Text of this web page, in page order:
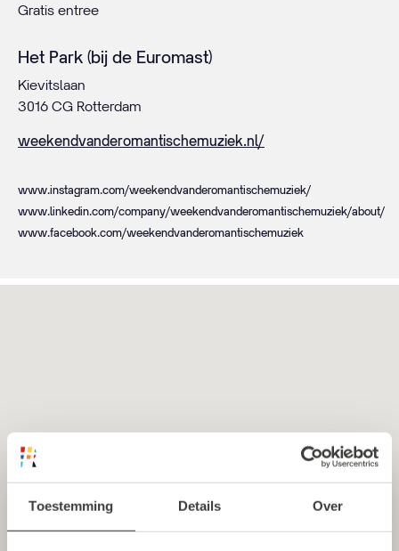
Toestemming Details Over
Gratis entree
Het Park (bij de Euromast)
Kievitslaan
3016 CG Rotterdam
weekendvanderomantischemuziek.nl/
www.instagram.com/weekendvanderomantischemuziek/
www.linkedin.com/company/weekendvanderomantischemuziek/about/
www.facebook.com/weekendvanderomantischemuziek